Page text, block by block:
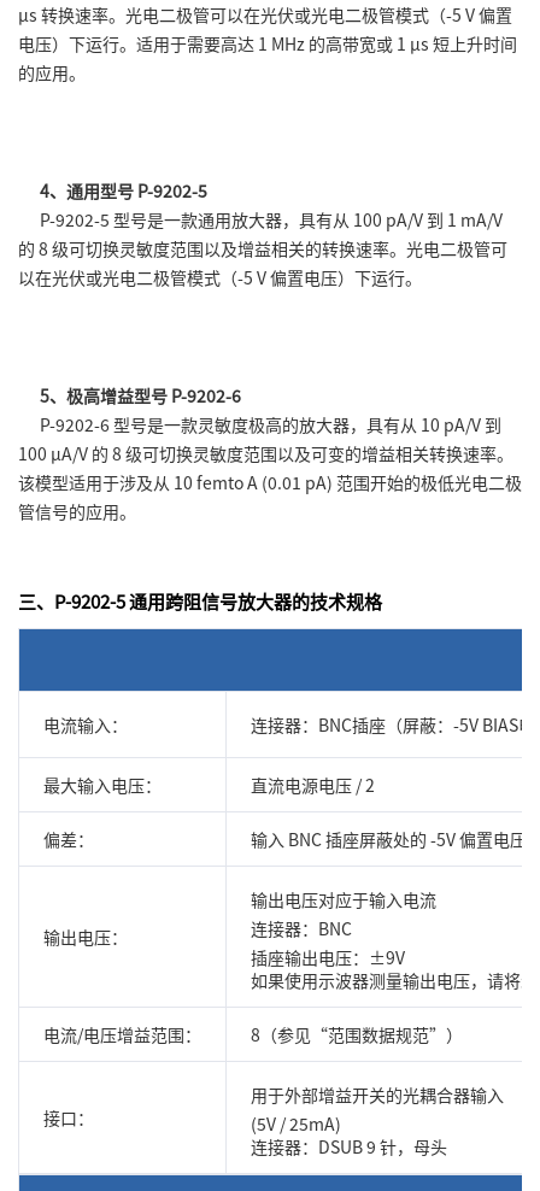
µs 转换速率。光电二极管可以在光伏或光电二极管模式（-5 V 偏置
电压）下运行。适用于需要高达 1 MHz 的高带宽或 1 µs 短上升时间
的应用。
4、通用型号 P-9202-5
P-9202-5 型号是一款通用放大器，具有从 100 pA/V 到 1 mA/V
的 8 级可切换灵敏度范围以及增益相关的转换速率。光电二极管可
以在光伏或光电二极管模式（-5 V 偏置电压）下运行。
5、极高增益型号 P-9202-6
P-9202-6 型号是一款灵敏度极高的放大器，具有从 10 pA/V 到
100 µA/V 的 8 级可切换灵敏度范围以及可变的增益相关转换速率。
该模型适用于涉及从 10 femto A (0.01 pA) 范围开始的极低光电二极
管信号的应用。
三、P-9202-5 通用跨阻信号放大器的技术规格
电流输入： 连接器：BNC插座（屏蔽：-5V BIAS
最大输入电压： 直流电源电压 / 2
偏差： 输入 BNC 插座屏蔽处的 -5V 偏置电压
输出电压：
输出电压对应于输入电流
连接器：BNC
插座输出电压：±9V
如果使用示波器测量输出电压，请将
电流/电压增益范围： 8（参见“范围数据规范”）
接口：
用于外部增益开关的光耦合器输入
(5V / 25mA)
连接器：DSUB 9 针，母头